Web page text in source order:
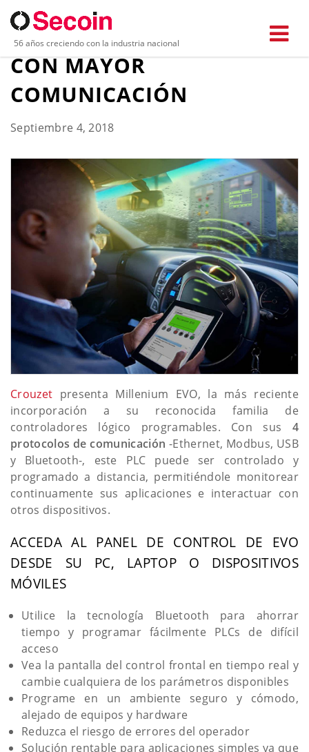
56 años creciendo con la industria nacional
MILLENIUM EVO | EL PLC
CON MAYOR
COMUNICACIÓN
Septiembre 4, 2018
Crouzet presenta Millenium EVO, la más reciente
incorporación a su reconocida familia de
controladores lógico programables. Con sus 4
protocolos de comunicación -Ethernet, Modbus, USB
y Bluetooth-, este PLC puede ser controlado y
programado a distancia, permitiéndole monitorear
continuamente sus aplicaciones e interactuar con
otros dispositivos.
ACCEDA AL PANEL DE CONTROL DE EVO
DESDE SU PC, LAPTOP O DISPOSITIVOS
MÓVILES
Utilice la tecnología Bluetooth para ahorrar
tiempo y programar fácilmente PLCs de difícil
acceso
Vea la pantalla del control frontal en tiempo real y
cambie cualquiera de los parámetros disponibles
Programe en un ambiente seguro y cómodo,
alejado de equipos y hardware
Reduzca el riesgo de errores del operador
Solución rentable para aplicaciones simples ya que